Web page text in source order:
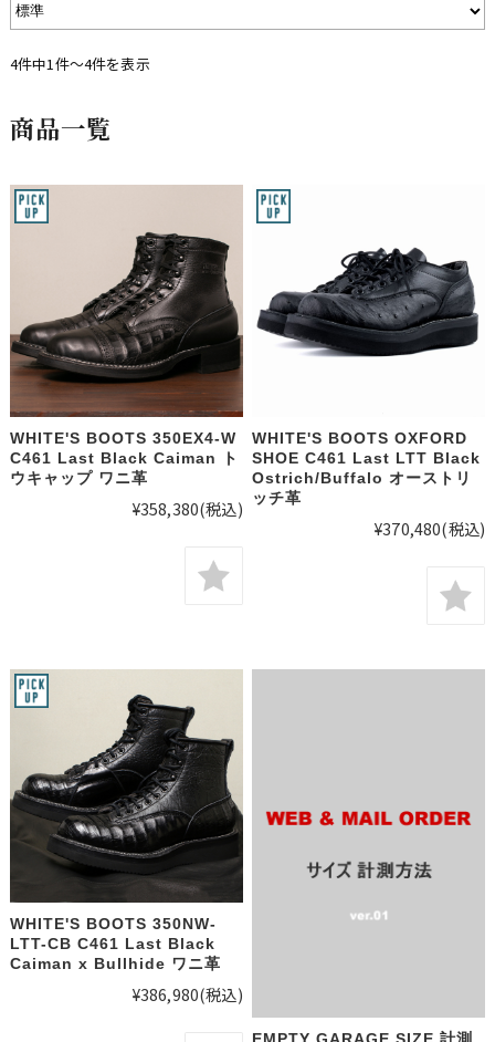
4件中1件〜4件を表示
商品一覧
WHITE'S BOOTS 350EX4-W
C461 Last Black Caiman ト
ウキャップ ワニ革
¥358,380(税込)
WHITE'S BOOTS OXFORD
SHOE C461 Last LTT Black
Ostrich/Buffalo オーストリ
ッチ革
¥370,480(税込)
WHITE'S BOOTS 350NW-
LTT-CB C461 Last Black
Caiman x Bullhide ワニ革
¥386,980(税込)